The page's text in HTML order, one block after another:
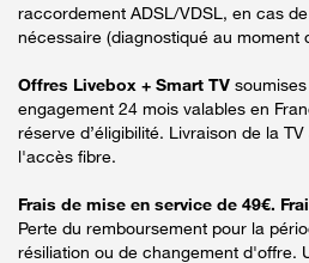
raccordement ADSL/VDSL, en cas
nécessaire (diagnostiqué au moment
Offres Livebox + Smart TV
engagement 24 mois valables en
réserve d’éligibilité. Livraison de la
l'accès fibre.
Frais de mise en service de 49€.
Perte du remboursement pour la
résiliation ou de changement d'offre.